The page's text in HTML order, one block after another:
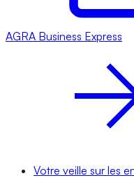
AGRA Business Express
Votre veille sur les